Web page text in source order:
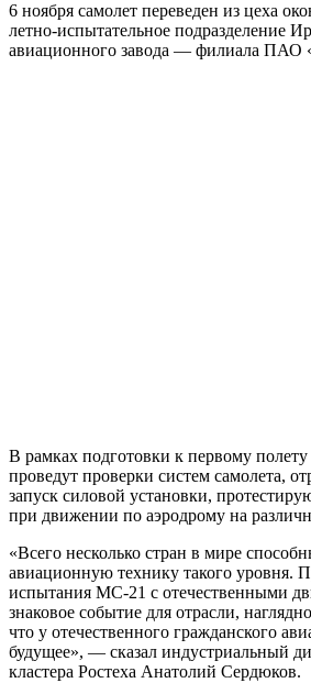
6 ноября самолет переведен из цеха
летно-испытательное подразделение
авиационного завода — филиала ПАО
В рамках подготовки к первому
проведут проверки систем самолета,
запуск силовой установки,
при движении по аэродрому на
«Всего несколько стран в мире
авиационную технику такого уровня.
испытания МС-21 с отечественными
знаковое событие для отрасли,
что у отечественного гражданского
будущее», — сказал индустриальный
кластера Ростеха Анатолий Сердюков.